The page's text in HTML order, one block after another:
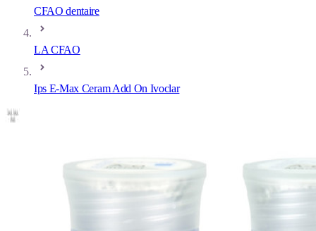
CFAO dentaire
LA CFAO
Ips E-Max Ceram Add On Ivoclar